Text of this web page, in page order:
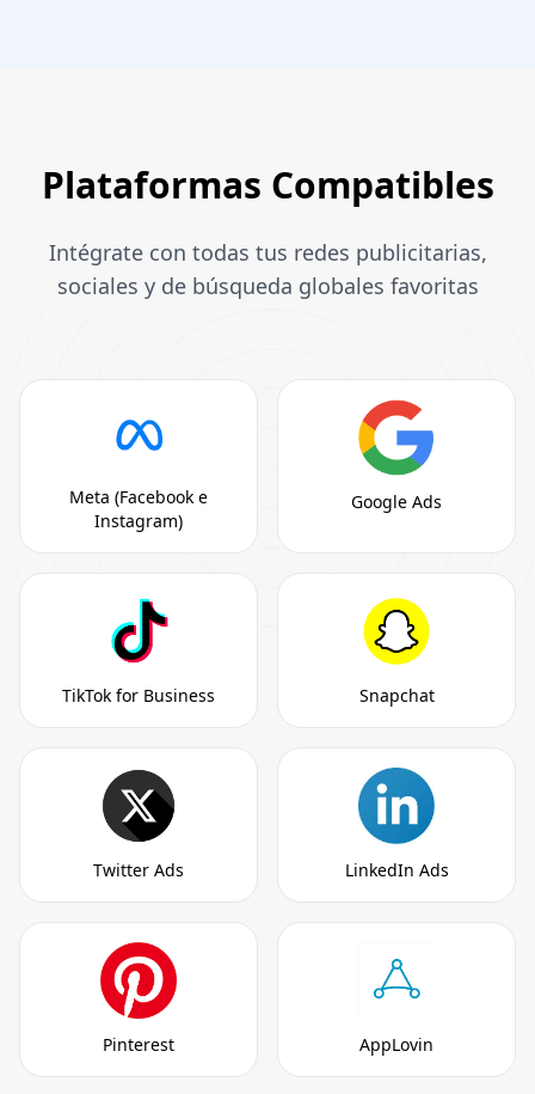
Plataformas Compatibles
Intégrate con todas tus redes publicitarias,
sociales y de búsqueda globales favoritas
Meta (Facebook e
Instagram)
Google Ads
TikTok for Business Snapchat
Twitter Ads LinkedIn Ads
Pinterest AppLovin